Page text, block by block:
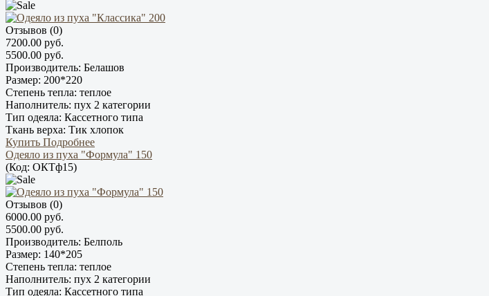
Отзывов (0)
7200.00 руб.
5500.00 руб.
Производитель: Белашов
Размер: 200*220
Степень тепла: теплое
Наполнитель: пух 2 категории
Тип одеяла: Кассетного типа
Ткань верха: Тик хлопок
Купить Подробнее
Одеяло из пуха "Формула" 150
(Код: ОКТф15)
Отзывов (0)
6000.00 руб.
5500.00 руб.
Производитель: Белполь
Размер: 140*205
Степень тепла: теплое
Наполнитель: пух 2 категории
Тип одеяла: Кассетного типа